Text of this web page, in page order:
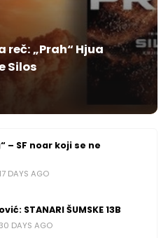
„Prah“ Hjua
Silos
– SF noar koji se ne
17 DAYS AGO
STANARI ŠUMSKE 13B
30 DAYS AGO